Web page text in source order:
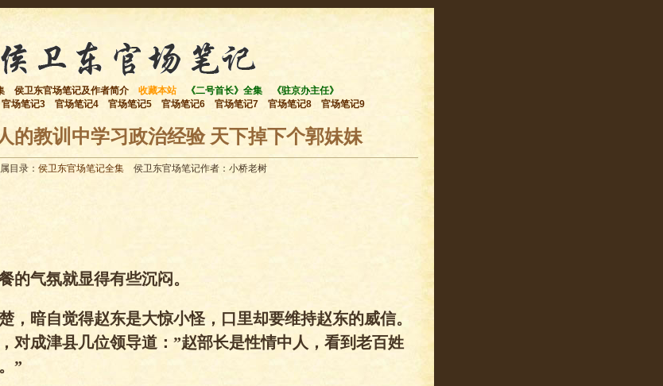
侯卫东官场笔记及作者简介 收藏本站 《二号首长》全集
《驻京办主任》
官场笔记3 官场笔记4 官场笔记5 官场笔记6 官场笔记7 官场笔记8 官场笔记9
的教训中学习政治经验 天下掉下个郭妹妹
目录： 侯卫东官场笔记全集 侯卫东官场笔记作者：小桥老树
的气氛就显得有些沉闷。
，暗自觉得赵东是大惊小怪，口里却要维持赵东的威信。
对成津县几位领导道：”赵部长是性情中人，看到老百姓
”